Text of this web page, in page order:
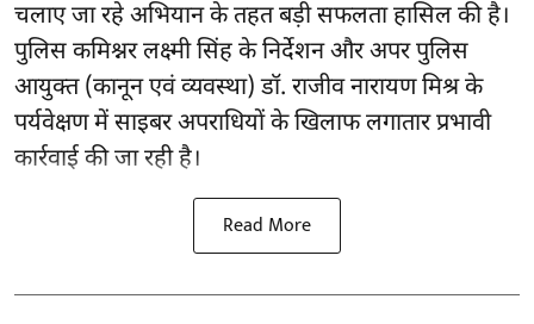
चलाए जा रहे अभियान के तहत बड़ी सफलता हासिल की है।
पुलिस कमिश्नर लक्ष्मी सिंह के निर्देशन और अपर पुलिस
आयुक्त (कानून एवं व्यवस्था) डॉ. राजीव नारायण मिश्र के
पर्यवेक्षण में साइबर अपराधियों के खिलाफ लगातार प्रभावी
कार्रवाई की जा रही है।
Read More